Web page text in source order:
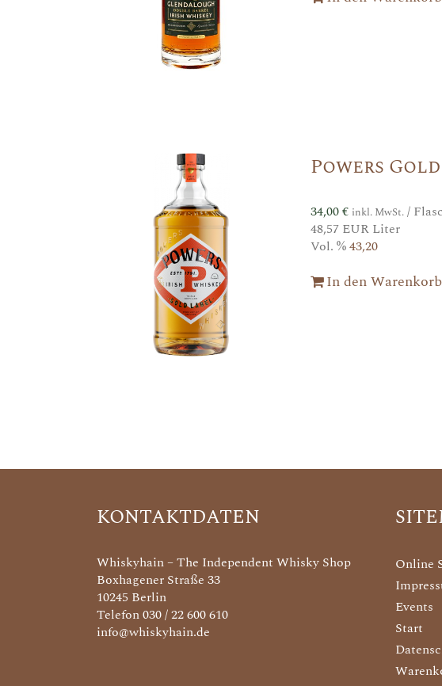
Powers
34,00€ inkl. MwSt./
48,57 EUR Liter
Vol. %43,20
In den Warenkorb
KONTAKTDATEN
Whiskyhain – The Independent Whisky Shop
Boxhagener Straße 33
10245 Berlin
Telefon 030 / 22 600 610
info@whiskyhain.de
Online
Events
Start